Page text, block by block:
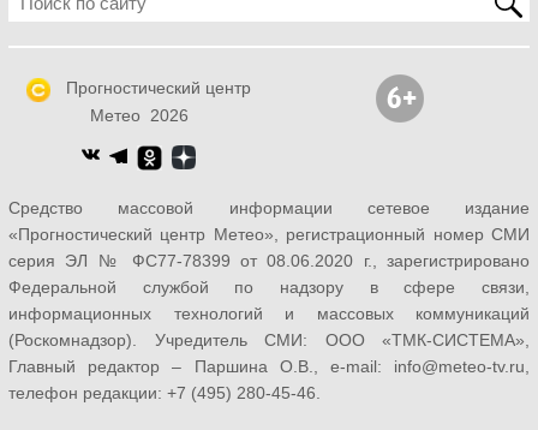
Прогностический центр
Метео 2026
Средство массовой информации сетевое издание
«Прогностический центр Метео», регистрационный номер СМИ
серия ЭЛ № ФС77-78399 от 08.06.2020 г., зарегистрировано
Федеральной службой по надзору в сфере связи,
информационных технологий и массовых коммуникаций
(Роскомнадзор). Учредитель СМИ: ООО «ТМК-СИСТЕМА»,
Главный редактор – Паршина О.В., e-mail: info@meteo-tv.ru,
телефон редакции: +7 (495) 280-45-46.